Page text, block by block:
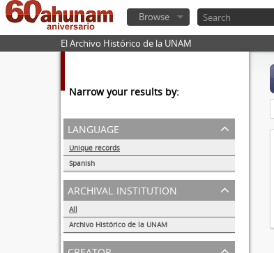
Browse
El Archivo Histórico de la UNAM
Narrow your results by:
language
Unique records
Spanish
1
archival institution
All
Archivo Histórico de la UNAM
1